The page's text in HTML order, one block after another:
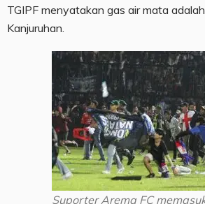
TGIPF menyatakan gas air mata
Kanjuruhan.
Suporter Arema FC